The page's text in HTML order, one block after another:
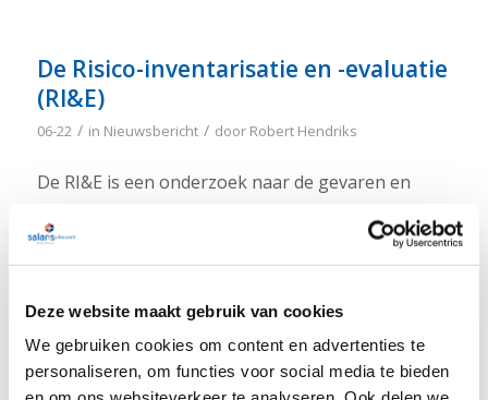
Deze website maakt gebruik van cookies
We gebruiken cookies om content en advertenties te
personaliseren, om functies voor social media te bieden
De Risico-inventarisatie en -evaluatie
(RI&E)
06-22 / in Nieuwsbericht / door Robert Hendriks
De RI&E is een onderzoek naar de gevaren en
Openingstijden Hemelvaart
05-22 / inNieuwsbericht / door Robert Hendriks